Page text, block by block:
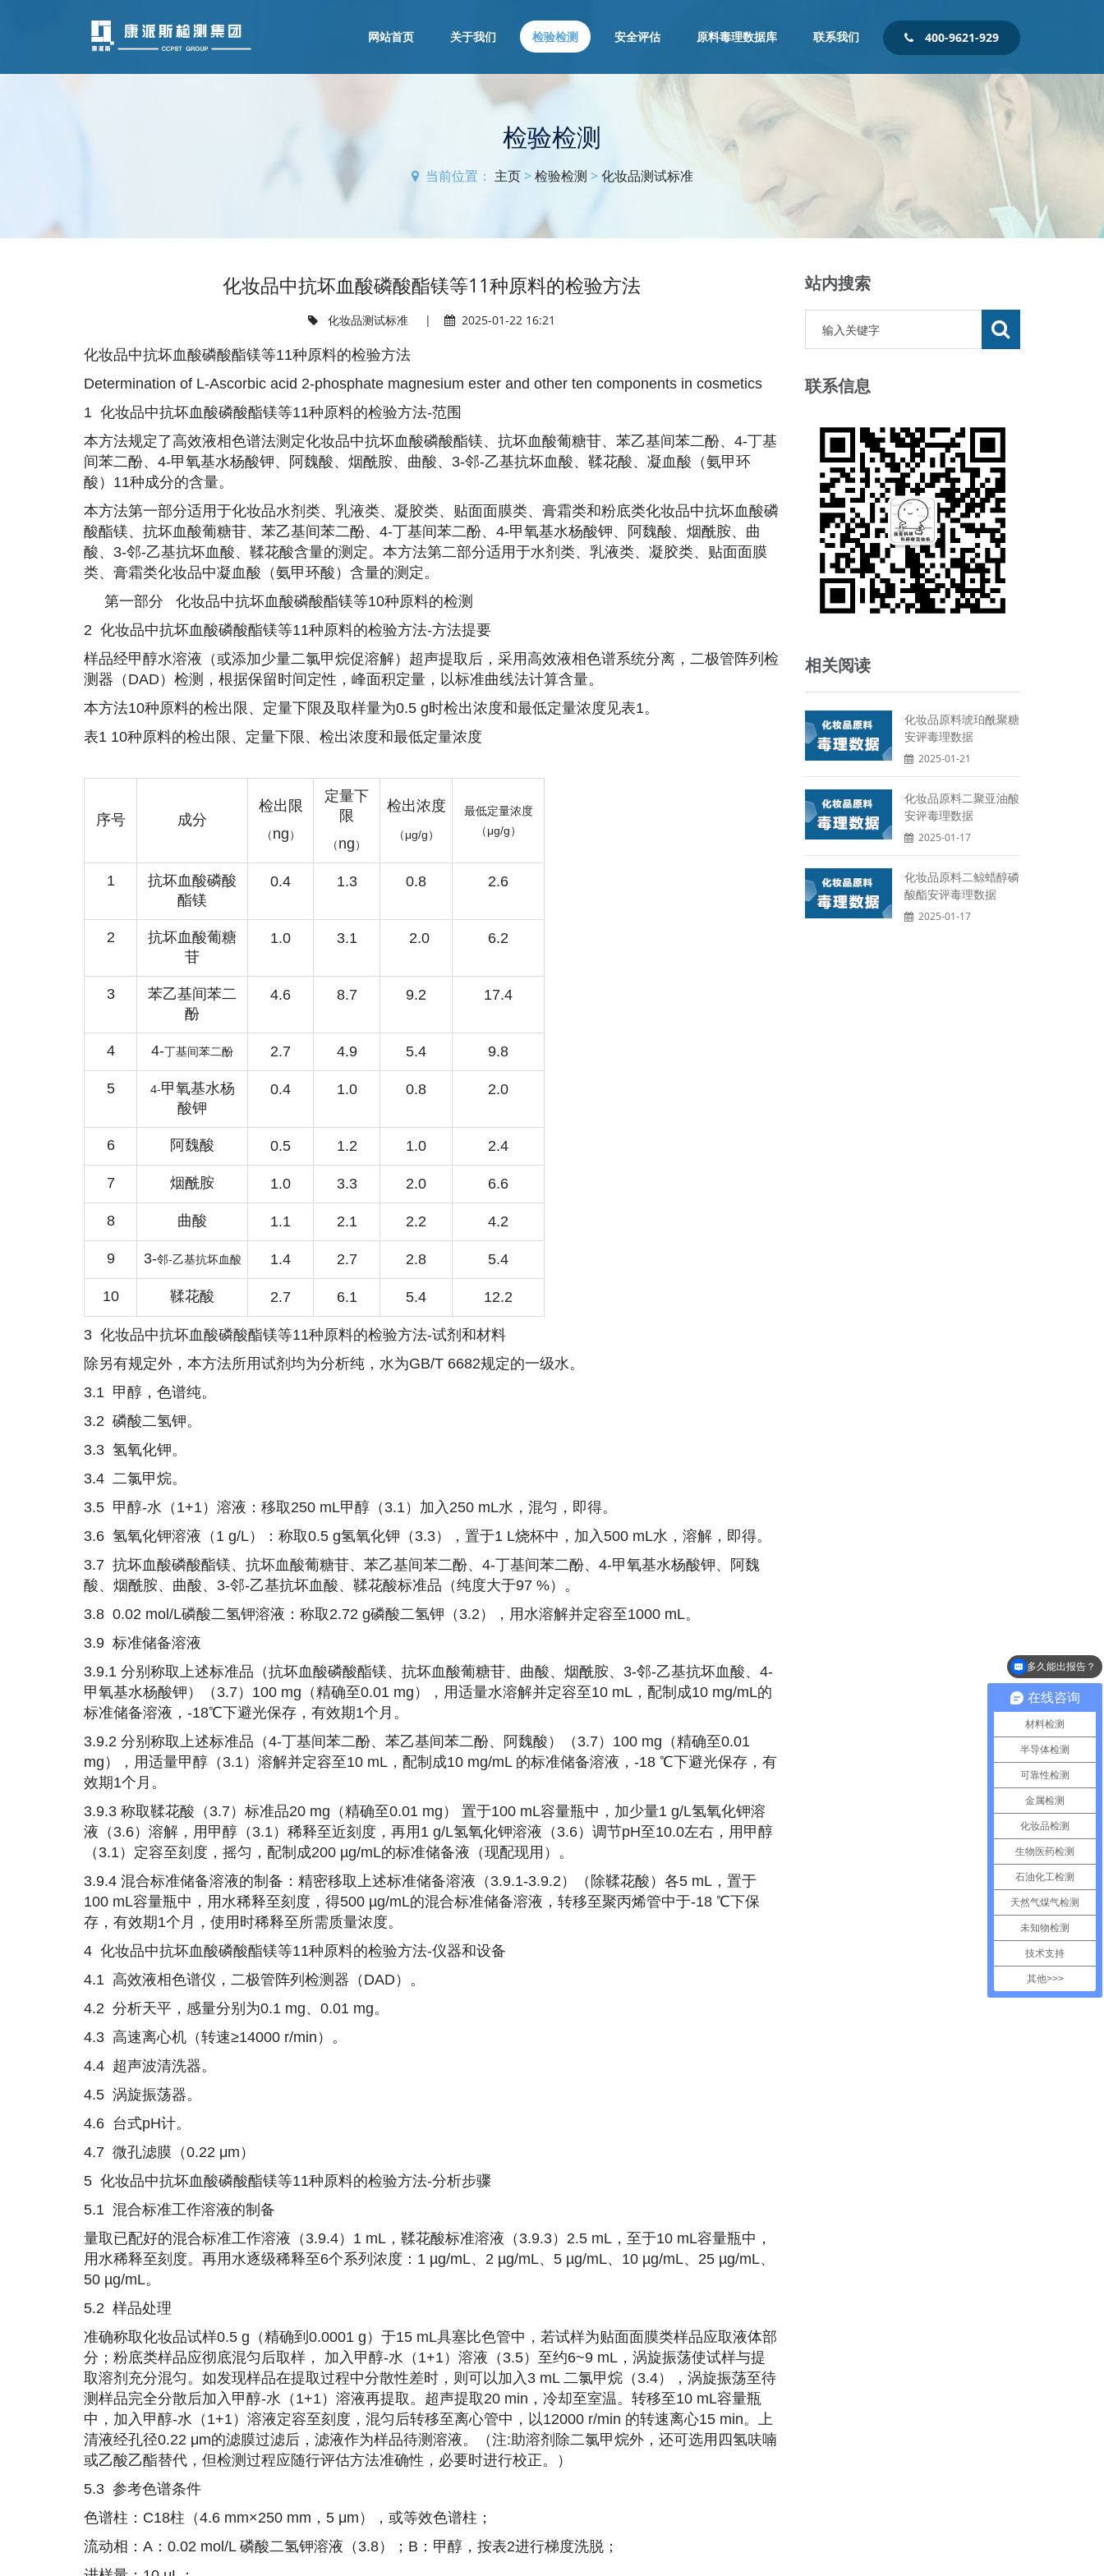
网站首页 关于我们 检验检测 安全评估 原料毒理数据库 联系我们 400-9621-929
检验检测
当前位置： 主页>检验检测 >化妆品测试标准
化妆品中抗坏血酸磷酸酯镁等11种原料的检验方法
化妆品测试标准 | 2025-01-22 16:21
化妆品中抗坏血酸磷酸酯镁等11种原料的检验方法
Determination of L-Ascorbic acid 2-phosphate magnesium ester and other ten components in cosmetics
1 化妆品中抗坏血酸磷酸酯镁等11种原料的检验方法-范围
本方法规定了高效液相色谱法测定化妆品中抗坏血酸磷酸酯镁、抗坏血酸葡糖苷、苯乙基间苯二酚、4-丁基
间苯二酚、4-甲氧基水杨酸钾、阿魏酸、烟酰胺、曲酸、3-邻-乙基抗坏血酸、鞣花酸、凝血酸（氨甲环
酸）11种成分的含量。
本方法第一部分适用于化妆品水剂类、乳液类、凝胶类、贴面面膜类、膏霜类和粉底类化妆品中抗坏血酸磷
酸酯镁、抗坏血酸葡糖苷、苯乙基间苯二酚、4-丁基间苯二酚、4-甲氧基水杨酸钾、阿魏酸、烟酰胺、曲
酸、3-邻-乙基抗坏血酸、鞣花酸含量的测定。本方法第二部分适用于水剂类、乳液类、凝胶类、贴面面膜
类、膏霜类化妆品中凝血酸（氨甲环酸）含量的测定。
第一部分 化妆品中抗坏血酸磷酸酯镁等10种原料的检测
2 化妆品中抗坏血酸磷酸酯镁等11种原料的检验方法-方法提要
样品经甲醇水溶液（或添加少量二氯甲烷促溶解）超声提取后，采用高效液相色谱系统分离，二极管阵列检
测器（DAD）检测，根据保留时间定性，峰面积定量，以标准曲线法计算含量。
本方法10种原料的检出限、定量下限及取样量为0.5 g时检出浓度和最低定量浓度见表1。
表1 10种原料的检出限、定量下限、检出浓度和最低定量浓度
序号 成分
检出限
（ ng ）
定量下
限
（ ng ）
检出浓度
（ μg/g ）
最低定量浓度
（ μg/g ）
1
抗坏血酸磷酸
酯镁
0.4 1.3 0.8 2.6
2
抗坏血酸葡糖
苷
1.0 3.1 2.0 6.2
3
苯乙基间苯二
酚
4.6 8.7 9.2 17.4
4 4-丁基间苯二酚 2.7 4.9 5.4 9.8
5 4-甲氧基水杨
酸钾
0.4 1.0 0.8 2.0
6 阿魏酸 0.5 1.2 1.0 2.4
7 烟酰胺 1.0 3.3 2.0 6.6
8 曲酸 1.1 2.1 2.2 4.2
9 3-邻-乙基抗坏血酸 1.4 2.7 2.8 5.4
10 鞣花酸 2.7 6.1 5.4 12.2
3 化妆品中抗坏血酸磷酸酯镁等11种原料的检验方法-试剂和材料
除另有规定外，本方法所用试剂均为分析纯，水为GB/T 6682规定的一级水。
3.1 甲醇，色谱纯。
3.2 磷酸二氢钾。
3.3 氢氧化钾。
3.4 二氯甲烷。
3.5 甲醇-水（1+1）溶液：移取250 mL甲醇（3.1）加入250 mL水，混匀，即得。
3.6 氢氧化钾溶液（1 g/L）：称取0.5 g氢氧化钾（3.3），置于1 L烧杯中，加入500 mL水，溶解，即得。
3.7 抗坏血酸磷酸酯镁、抗坏血酸葡糖苷、苯乙基间苯二酚、4-丁基间苯二酚、4-甲氧基水杨酸钾、阿魏
酸、烟酰胺、曲酸、3-邻-乙基抗坏血酸、鞣花酸标准品（纯度大于97 %）。
3.8 0.02 mol/L磷酸二氢钾溶液：称取2.72 g磷酸二氢钾（3.2），用水溶解并定容至1000 mL。
3.9 标准储备溶液
3.9.1 分别称取上述标准品（抗坏血酸磷酸酯镁、抗坏血酸葡糖苷、曲酸、烟酰胺、3-邻-乙基抗坏血酸、4-
甲氧基水杨酸钾）（3.7）100 mg（精确至0.01 mg），用适量水溶解并定容至10 mL，配制成10 mg/mL的
标准储备溶液，-18℃下避光保存，有效期1个月。
3.9.2 分别称取上述标准品（4-丁基间苯二酚、苯乙基间苯二酚、阿魏酸）（3.7）100 mg（精确至0.01
mg），用适量甲醇（3.1）溶解并定容至10 mL，配制成10 mg/mL 的标准储备溶液，-18 ℃下避光保存，有
效期1个月。
3.9.3 称取鞣花酸（3.7）标准品20 mg（精确至0.01 mg） 置于100 mL容量瓶中，加少量1 g/L氢氧化钾溶
液（3.6）溶解，用甲醇（3.1）稀释至近刻度，再用1 g/L氢氧化钾溶液（3.6）调节pH至10.0左右，用甲醇
（3.1）定容至刻度，摇匀，配制成200 µg/mL的标准储备液（现配现用）。
3.9.4 混合标准储备溶液的制备：精密移取上述标准储备溶液（3.9.1-3.9.2）（除鞣花酸）各5 mL，置于
100 mL容量瓶中，用水稀释至刻度，得500 µg/mL的混合标准储备溶液，转移至聚丙烯管中于-18 ℃下保
存，有效期1个月，使用时稀释至所需质量浓度。
4 化妆品中抗坏血酸磷酸酯镁等11种原料的检验方法-仪器和设备
4.1 高效液相色谱仪，二极管阵列检测器（DAD）。
4.2 分析天平，感量分别为0.1 mg、0.01 mg。
4.3 高速离心机（转速≥14000 r/min）。
4.4 超声波清洗器。
4.5 涡旋振荡器。
4.6 台式pH计。
4.7 微孔滤膜（0.22 μm）
5 化妆品中抗坏血酸磷酸酯镁等11种原料的检验方法-分析步骤
5.1 混合标准工作溶液的制备
量取已配好的混合标准工作溶液（3.9.4）1 mL，鞣花酸标准溶液（3.9.3）2.5 mL，至于10 mL容量瓶中，
用水稀释至刻度。再用水逐级稀释至6个系列浓度：1 µg/mL、2 µg/mL、5 µg/mL、10 µg/mL、25 µg/mL、
50 µg/mL。
5.2 样品处理
准确称取化妆品试样0.5 g（精确到0.0001 g）于15 mL具塞比色管中，若试样为贴面面膜类样品应取液体部
分；粉底类样品应彻底混匀后取样， 加入甲醇-水（1+1）溶液（3.5）至约6~9 mL，涡旋振荡使试样与提
取溶剂充分混匀。如发现样品在提取过程中分散性差时，则可以加入3 mL 二氯甲烷（3.4），涡旋振荡至待
测样品完全分散后加入甲醇-水（1+1）溶液再提取。超声提取20 min，冷却至室温。转移至10 mL容量瓶
中，加入甲醇-水（1+1）溶液定容至刻度，混匀后转移至离心管中，以12000 r/min 的转速离心15 min。上
清液经孔径0.22 μm的滤膜过滤后，滤液作为样品待测溶液。（注:助溶剂除二氯甲烷外，还可选用四氢呋喃
或乙酸乙酯替代，但检测过程应随行评估方法准确性，必要时进行校正。）
5.3 参考色谱条件
色谱柱：C18柱（4.6 mm×250 mm，5 μm），或等效色谱柱；
流动相：A：0.02 mol/L 磷酸二氢钾溶液（3.8）；B：甲醇，按表2进行梯度洗脱；
站内搜索
联系信息
相关阅读
化妆品原料琥珀酰聚糖
安评毒理数据
2025-01-21
化妆品原料二聚亚油酸
安评毒理数据
2025-01-17
化妆品原料二鲸蜡醇磷
酸酯安评毒理数据
2025-01-17
在线咨询
材料检测
半导体检测
可靠性检测
金属检测
化妆品检测
生物医药检测
石油化工检测
天然气煤气检测
未知物检测
技术支持
其他>>>
需要多少样品？